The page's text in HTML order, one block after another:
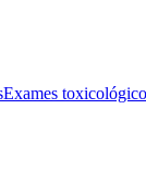
Exames